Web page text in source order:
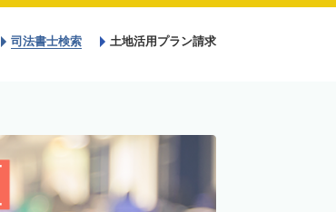
司法書士検索 土地活用プラン請求